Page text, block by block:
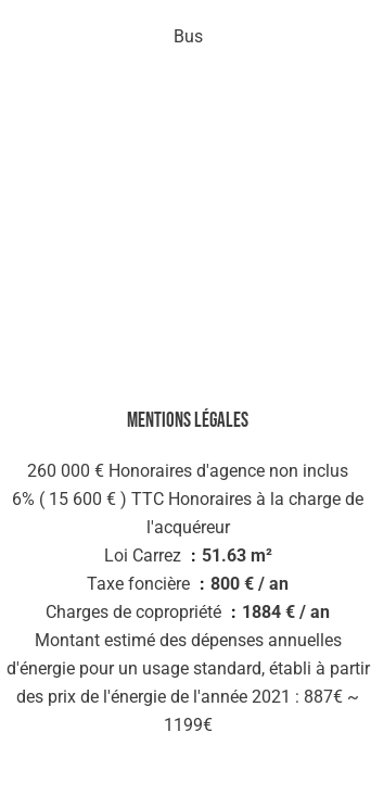
Bus
Mentions légales
260 000 € Honoraires d'agence non inclus
6% ( 15 600 € ) TTC Honoraires à la charge de
l'acquéreur
Loi Carrez
51.63 m²
Taxe foncière
800 € / an
Charges de copropriété
1884 € / an
Montant estimé des dépenses annuelles
d'énergie pour un usage standard, établi à partir
des prix de l'énergie de l'année 2021 : 887€ ~
1199€